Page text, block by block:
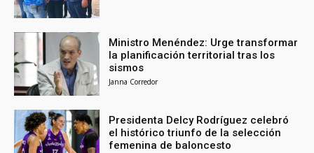
Ministro Menéndez: Urge transformar
la planificación territorial tras los
sismos
Janna Corredor
Presidenta Delcy Rodríguez celebró
el histórico triunfo de la selección
femenina de baloncesto